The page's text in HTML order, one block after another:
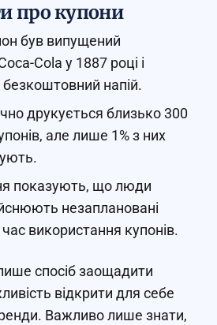
про купони
був випущений
Cola у 1887 році і
напій.
друкується близько 300
але лише 1% з них
показують, що люди
незаплановані
використання купонів.
спосіб заощадити
відкрити для себе
Важливо лише знати,